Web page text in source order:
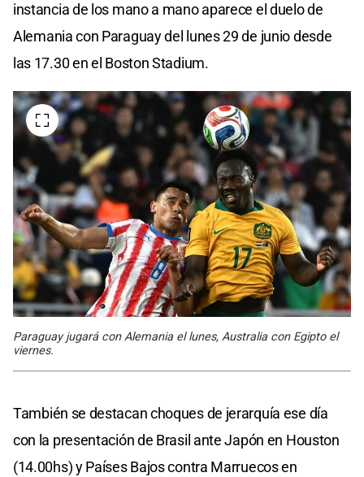
instancia de los mano a mano aparece el duelo de
Alemania con Paraguay del lunes 29 de junio desde
las 17.30 en el Boston Stadium.
Paraguay jugará con Alemania el lunes, Australia con Egipto el
viernes.
También se destacan choques de jerarquía ese día
con la presentación de Brasil ante Japón en Houston
(14.00hs) y Países Bajos contra Marruecos en